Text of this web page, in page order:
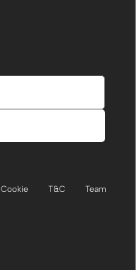
Cookie T&C
Team